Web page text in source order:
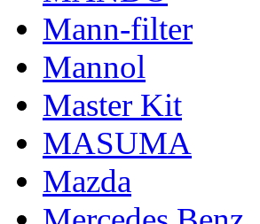
Mann-filter
Mannol
Master Kit
MASUMA
Mazda